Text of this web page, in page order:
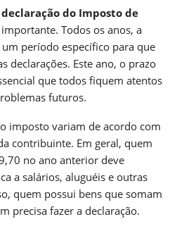
declaração do Imposto de
Todos os anos, a
um período específico para que
declarações. Este ano, o prazo
que todos fiquem atentos
futuros.
imposto variam de acordo com
contribuinte. Em geral, quem
no ano anterior deve
a salários, aluguéis e outras
quem possui bens que somam
precisa fazer a declaração.